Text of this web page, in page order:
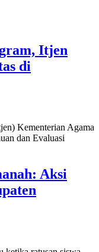
Itjen
di
Kementerian Agama
dan Evaluasi
Aksi